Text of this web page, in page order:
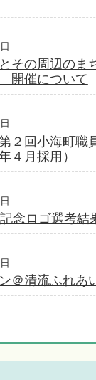
その周辺のま
開催について
２回小海町職
４月採用）
念ロゴ選考結
＠清流ふれあ